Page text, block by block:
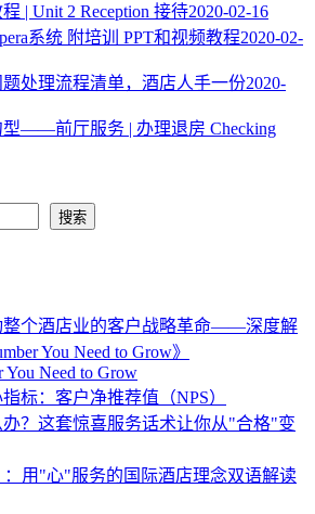
| Unit 2 Reception 接待2020-02-16
系统 附培训 PPT和视频教程2020-02-
处理流程清单，酒店人手一份2020-
——前厅服务 | 办理退房 Checking
搜索
整个酒店业的客户战略革命——深度解
You Need to Grow》
You Need to Grow
标：客户净推荐值（NPS）
？这套惊喜服务话术让你从"合格"变
：用"心"服务的国际酒店理念双语解读